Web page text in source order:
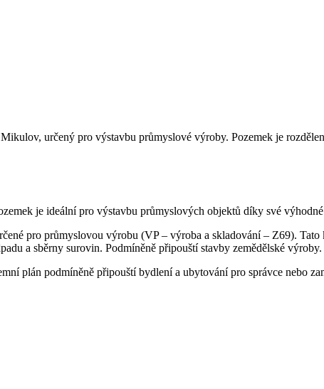
určený pro výstavbu průmyslové výroby. Pozemek je
je ideální pro výstavbu průmyslových objektů díky své
pro průmyslovou výrobu (VP – výroba a skladování – Z69).
a sběrny surovin. Podmíněně připouští stavby zemědělské výroby.
plán podmíněně připouští bydlení a ubytování pro správce nebo